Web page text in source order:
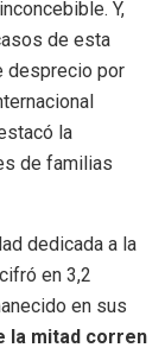
Y,
de esta
desprecio por
la
de familias
dedicada a la
en 3,2
en sus
la mitad corren